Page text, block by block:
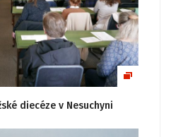
diecéze v Nesuchyni